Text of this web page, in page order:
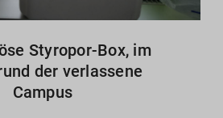
Styropor-Box, im
der verlassene
Campus